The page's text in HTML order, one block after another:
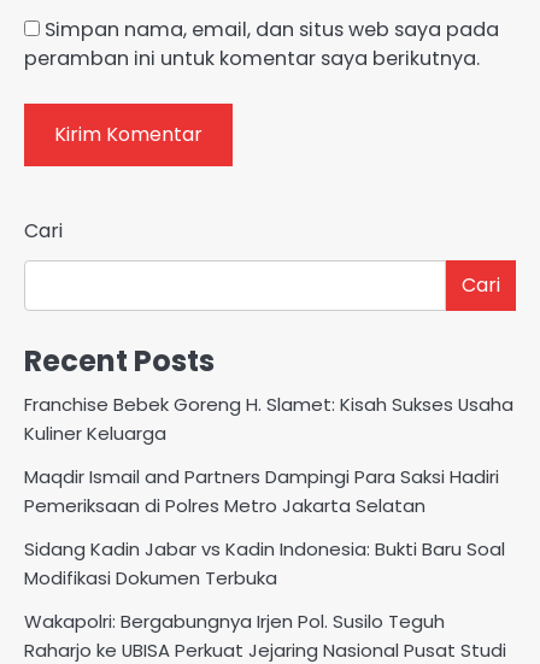
Simpan nama, email, dan situs web saya pada
peramban ini untuk komentar saya berikutnya.
Cari
Cari
Recent Posts
Franchise Bebek Goreng H. Slamet: Kisah Sukses Usaha
Kuliner Keluarga
Maqdir Ismail and Partners Dampingi Para Saksi Hadiri
Pemeriksaan di Polres Metro Jakarta Selatan
Sidang Kadin Jabar vs Kadin Indonesia: Bukti Baru Soal
Modifikasi Dokumen Terbuka
Wakapolri: Bergabungnya Irjen Pol. Susilo Teguh
Raharjo ke UBISA Perkuat Jejaring Nasional Pusat Studi